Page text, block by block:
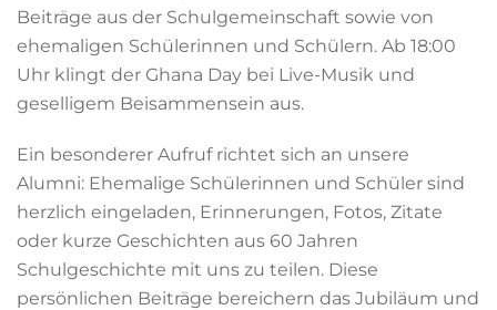
Beiträge aus der Schulgemeinschaft sowie von
ehemaligen Schülerinnen und Schülern. Ab 18:00
Uhr klingt der Ghana Day bei Live-Musik und
geselligem Beisammensein aus.
Ein besonderer Aufruf richtet sich an unsere
Alumni: Ehemalige Schülerinnen und Schüler sind
herzlich eingeladen, Erinnerungen, Fotos, Zitate
oder kurze Geschichten aus 60 Jahren
Schulgeschichte mit uns zu teilen. Diese
persönlichen Beiträge bereichern das Jubiläum und